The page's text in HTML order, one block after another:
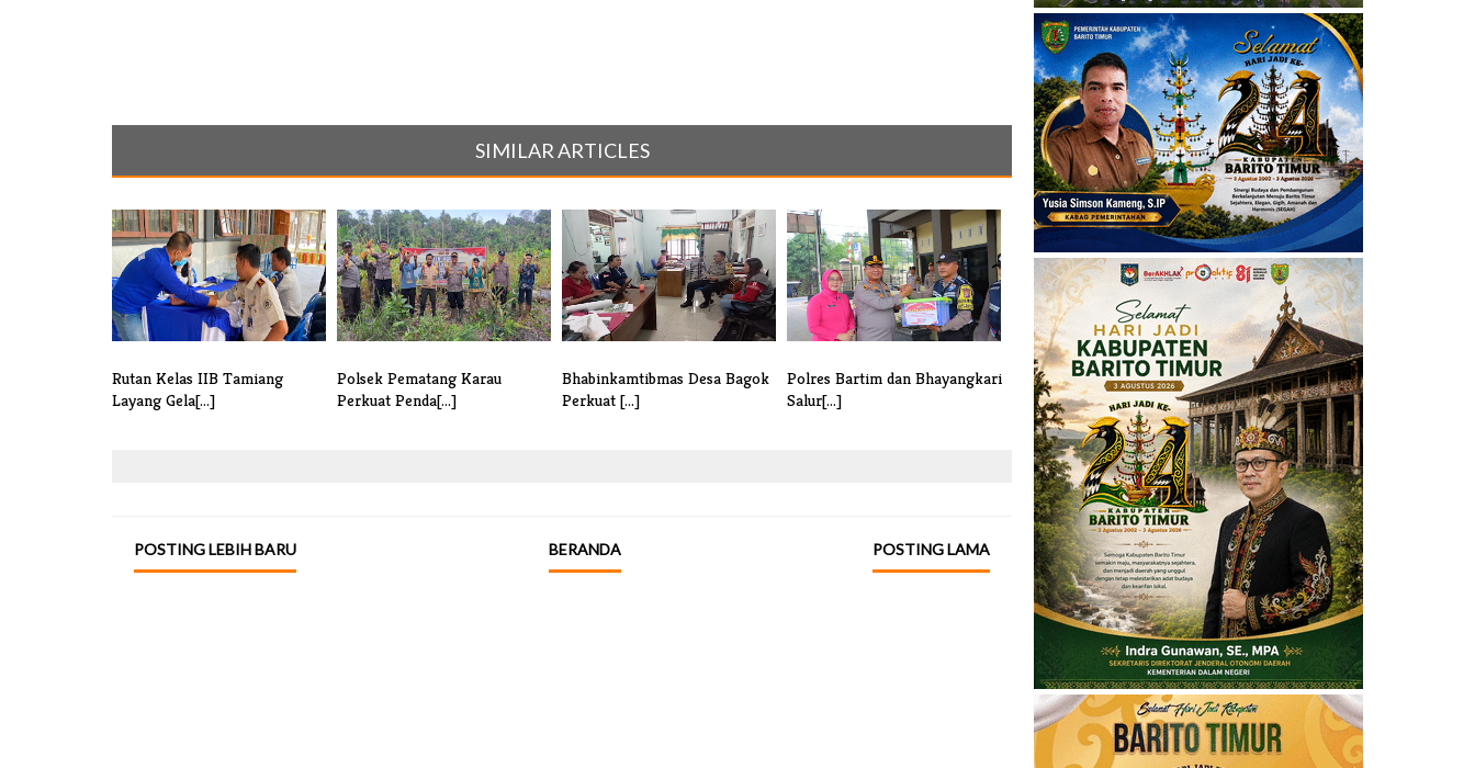
SIMILAR ARTICLES
Rutan Kelas IIB Tamiang
Layang Gela[...]
Polsek Pematang Karau
Perkuat Penda[...]
Bhabinkamtibmas Desa Bagok
Perkuat [...]
Polres Bartim dan Bhayangkari
Salur[...]
POSTING LEBIH BARU POSTING LAMA
BERANDA